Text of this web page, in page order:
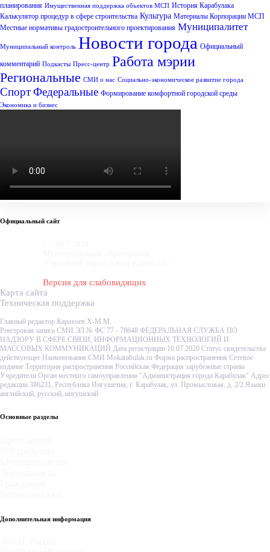
планирования Имущественная поддержка объектов МСП История Карабулака
Калькулятор процедур в сфере строительства Культура Материалы Корпорации МСП
Местные нормативы градостроительного проектирования Муниципалитет
Муниципальный контроль Новости города Официальный
комментарий Подкасты Пресс-центр Работа мэрии
Региональные СМИ о нас Социально-экономическое развитие города
СпортФедеральные Формирование комфортной городской среды
Экономика и бизнес
Официальный сайт
Версия для слабовидящих
Карта сайта
Техническая поддержка
Главный редактор Карахоев Х-М.М.
Реестровая запись СМИ ЭЛ № ФС 77 - 78648 ФЕДЕРАЛЬНАЯ СЛУЖБА ПО
НАДЗОРУ В СФЕРЕ СВЯЗИ, ИНФОРМАЦИОННЫХ ТЕХНОЛОГИЙ И
МАССОВЫХ КОММУНИКАЦИЙ Дата регистрации 10.07.2020 Статус свидетельства
действующее Наименование СМИ Mokarabulak.ru Форма распространения Сетевое
издание Территория распространения Российская Федерация зарубежные страны
Учредители Орган местного самоуправления "Администрация города Карабулак" Адрес
редакции 386231, Республика Ингушетия, г. Карабулак, ул. Промысловая, д. 2/2 Языки
английский, русский, ингушский
Основные разделы
Дополнительная информация